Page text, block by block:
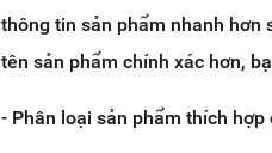
thông tin sản phẩm nhanh hơn
tên sản phẩm chính xác hơn,
- Phân loại sản phẩm thích